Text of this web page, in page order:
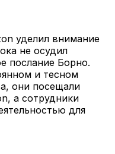
уделил внимание
не осудил
послание Борно.
и тесном
они посещали
а сотрудники
для